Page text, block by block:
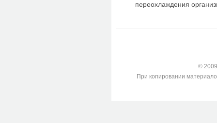
переохлаждения
©
При копировании